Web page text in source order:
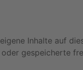
Inhalte auf
gespeicherte